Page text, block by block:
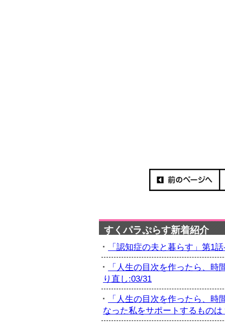
すくパラぷらす新着紹介
「認知症の夫と暮らす」第1
「人生の目次を作ったら、
り直し:03/31
「人生の目次を作ったら、
なった私をサポートするものは